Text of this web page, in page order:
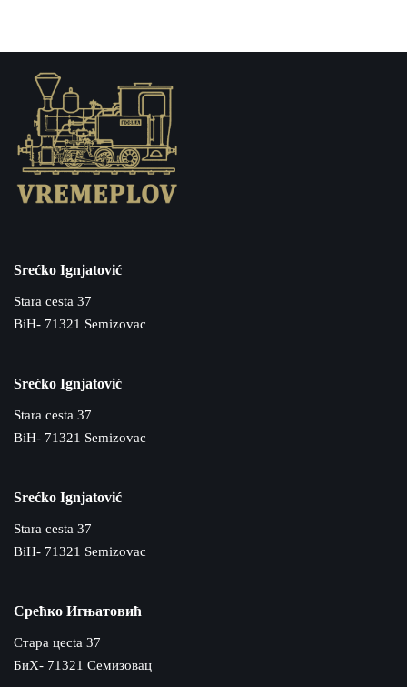
Srećko Ignjatović
Stara cesta 37
BiH- 71321 Semizovac
Srećko Ignjatović
Stara cesta 37
BiH- 71321 Semizovac
Srećko Ignjatović
Stara cesta 37
BiH- 71321 Semizovac
Срећко Игњатовић
Cтара цecta 37
БиХ- 71321 Семизовац